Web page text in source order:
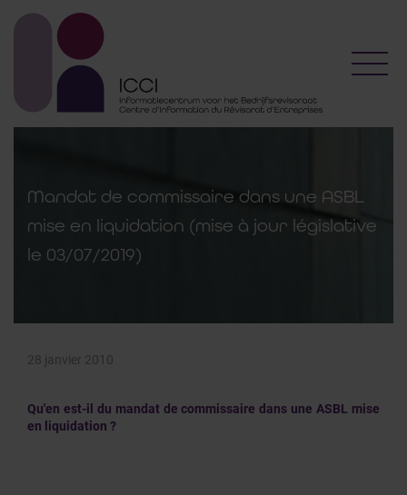
Mandat de commissaire dans une ASBL
mise en liquidation (mise à jour législative
le 03/07/2019)
28 janvier 2010
Qu'en est-il du mandat de commissaire dans une ASBL mise
en liquidation ?